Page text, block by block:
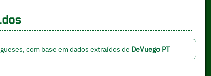
com base em dados extraídos de DeVuego PT